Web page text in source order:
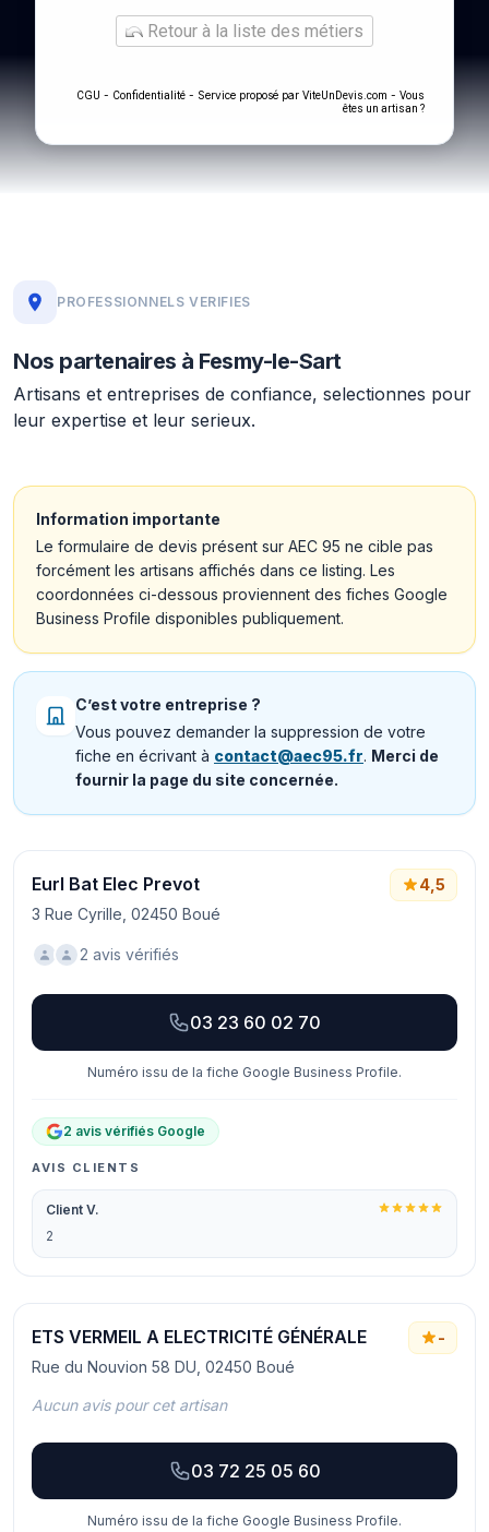
Retour à la liste des métiers
CGU - Confidentialité - Service proposé par ViteUnDevis.com - Vous
êtes un artisan ?
PROFESSIONNELS VERIFIES
Nos partenaires à Fesmy-le-Sart
Artisans et entreprises de confiance, selectionnes pour
leur expertise et leur serieux.
Information importante
Le formulaire de devis présent sur AEC 95 ne cible pas
forcément les artisans affichés dans ce listing. Les
coordonnées ci-dessous proviennent des fiches Google
Business Profile disponibles publiquement.
C’est votre entreprise ?
Vous pouvez demander la suppression de votre
fiche en écrivant à contact@aec95.fr. Merci de
fournir la page du site concernée.
Eurl Bat Elec Prevot
3 Rue Cyrille, 02450 Boué
4,5
2 avis vérifiés
03 23 60 02 70
Numéro issu de la fiche Google Business Profile.
2 avis vérifiés Google
AVIS CLIENTS
Client V.
2
ETS VERMEIL A ELECTRICITÉ GÉNÉRALE
Rue du Nouvion 58 DU, 02450 Boué
-
Aucun avis pour cet artisan
03 72 25 05 60
Numéro issu de la fiche Google Business Profile.